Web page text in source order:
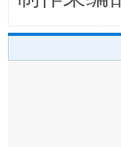
东山县通报“